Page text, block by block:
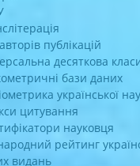
публікацій
десяткова
бази даних
української
цитування
науковця
рейтинг
видань